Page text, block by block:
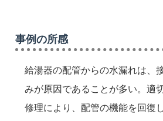
事例の所感
給湯器の配管からの水漏れは、
みが原因であることが多い。適
修理により、配管の機能を回復